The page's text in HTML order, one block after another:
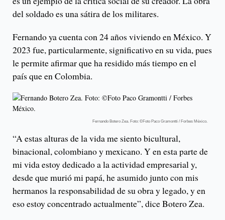
del soldado es una sátira de los militares.
Fernando ya cuenta con 24 años viviendo en México. Y
2023 fue, particularmente, significativo en su vida, pues
le permite afirmar que ha residido más tiempo en el
país que en Colombia.
Fernando Botero Zea. Foto: ©Foto Paco Gramontti / Forbes México.
“A estas alturas de la vida me siento bicultural,
binacional, colombiano y mexicano. Y en esta parte de
mi vida estoy dedicado a la actividad empresarial y,
desde que murió mi papá, he asumido junto con mis
hermanos la responsabilidad de su obra y legado, y en
eso estoy concentrado actualmente”, dice Botero Zea.